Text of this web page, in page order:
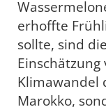
erhoffte
sollte, sind
Klimawandel
Marokko,